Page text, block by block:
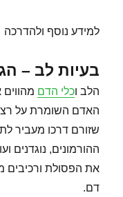
למידע נוסף ולהדרכה 03-
בעיות לב –
הלב וכלי הדם
האדם השומרת על
שזורם דרכו מעביר
ההורמונים, נוגדנים
את הפסולת ורכיבים
דם.